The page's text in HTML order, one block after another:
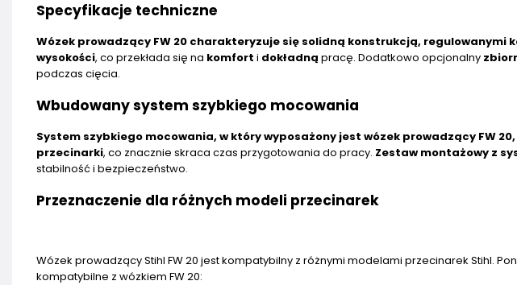
Specyfikacje techniczne
Wózek prowadzący FW 20 charakteryzuje się solidną konstrukcją, regulowanymi
wysokości, co przekłada się na komfort i dokładną pracę. Dodatkowo opcjonalny
podczas cięcia.
Wbudowany system szybkiego mocowania
System szybkiego mocowania, w który wyposażony jest wózek prowadzący FW
przecinarki, co znacznie skraca czas przygotowania do pracy. Zestaw montażowy z
stabilność i bezpieczeństwo.
Przeznaczenie dla różnych modeli przecinarek
Wózek prowadzący Stihl FW 20 jest kompatybilny z różnymi modelami przecinarek Stihl.
kompatybilne z wózkiem FW 20: